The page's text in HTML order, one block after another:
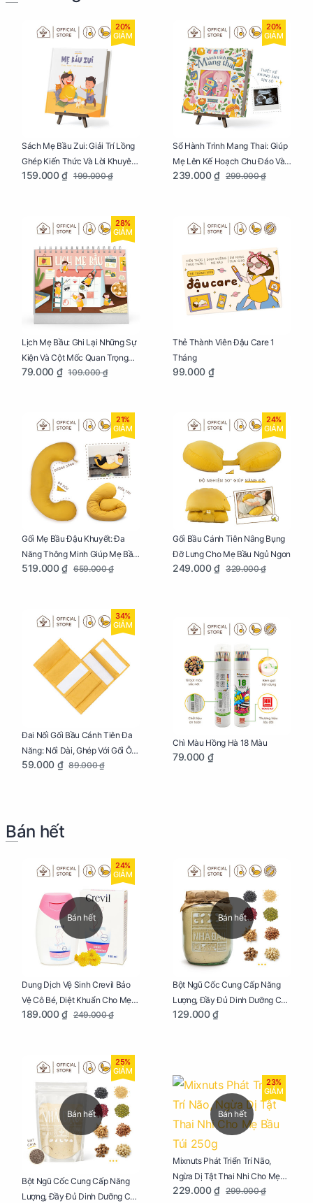
20%
GIẢM
Sách Mẹ Bầu Zui: Giải Trí Lồng
Ghép Kiến Thức Và Lời Khuyên
Mang Thai Bổ Ích
159.000 ₫ 199.000 ₫
20%
GIẢM
Sổ Hành Trình Mang Thai: Giúp
Mẹ Lên Kế Hoạch Chu Đáo Và
Lưu Giữ Kỷ Niệm Mang Thai
239.000 ₫ 299.000 ₫
28%
GIẢM
Lịch Mẹ Bầu: Ghi Lại Những Sự
Kiện Và Cột Mốc Quan Trọng
Của Mẹ Và Bé
79.000 ₫ 109.000 ₫
Thẻ Thành Viên Đậu Care 1
Tháng
99.000 ₫
21%
GIẢM
Gối Mẹ Bầu Đậu Khuyết: Đa
Năng Thông Minh Giúp Mẹ Bầu
Ngủ Ngon, Cho Bé Bú Sau Sinh
519.000 ₫ 659.000 ₫
24%
GIẢM
Gối Bầu Cánh Tiên Nâng Bụng
Đỡ Lưng Cho Mẹ Bầu Ngủ Ngon
249.000 ₫ 329.000 ₫
34%
GIẢM
Đai Nối Gối Bầu Cánh Tiên Đa
Năng: Nối Dài, Ghép Với Gối Ôm
Dễ Dàng
59.000 ₫ 89.000 ₫
Chì Màu Hồng Hà 18 Màu
79.000 ₫
Bán hết
Bán hết
24%
GIẢM
Dung Dịch Vệ Sinh Crevil Bảo
Vệ Cô Bé, Diệt Khuẩn Cho Mẹ
Bầu Chai 100ml
189.000 ₫ 249.000 ₫
Bán hết
Bột Ngũ Cốc Cung Cấp Năng
Lượng, Đầy Đủ Dinh Dưỡng Cho
Mẹ Bầu Hũ 250g
129.000 ₫
Bán hết
25%
GIẢM
Bột Ngũ Cốc Cung Cấp Năng
Lượng, Đầy Đủ Dinh Dưỡng Cho
Bán hết
23%
GIẢM
Mixnuts Phát Triển Trí Não,
Ngừa Dị Tật Thai Nhi Cho Mẹ
Bầu Túi 250g
229.000 ₫ 299.000 ₫